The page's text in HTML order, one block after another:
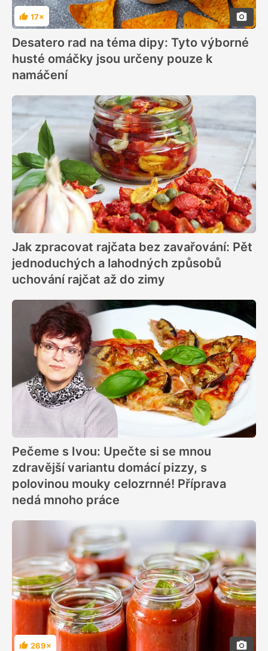
Hodnocení
17×
Desatero rad na téma dipy: Tyto výborné
husté omáčky jsou určeny pouze k
namáčení
Jak zpracovat rajčata bez zavařování: Pět
jednoduchých a lahodných způsobů
uchování rajčat až do zimy
Pečeme s Ivou: Upečte si se mnou
zdravější variantu domácí pizzy, s
polovinou mouky celozrnné! Příprava
nedá mnoho práce
269×